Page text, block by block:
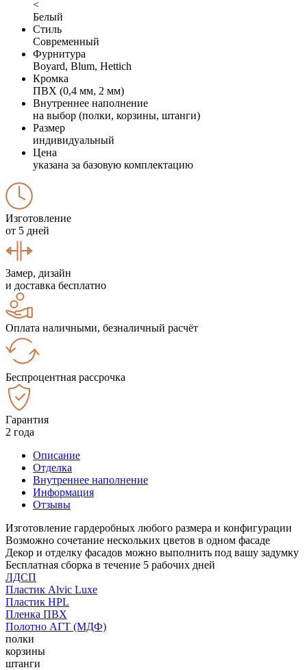
<
Белый
Стиль
Современный
Фурнитура
Boyard, Blum, Hettich
Кромка
ПВХ (0,4 мм, 2 мм)
Внутреннее наполнение
на выбор (полки, корзины, штанги)
Размер
индивидуальный
Цена
указана за базовую комплектацию
Изготовление
от 5 дней
Замер, дизайн
и доставка бесплатно
Оплата наличными, безналичный расчёт
Беспроцентная рассрочка
Гарантия
2 года
Описание
Отделка
Внутреннее наполнение
Информация
Отзывы
Изготовление гардеробных любого размера и конфигурации
Возможно сочетание нескольких цветов в одном фасаде
Декор и отделку фасадов можно выполнить под вашу задумку
Бесплатная сборка в течение 5 рабочих дней
ЛДСП
Пластик Alvic Luxe
Пластик HPL
Пленка ПВХ
Полотно АГТ (МДФ)
полки
корзины
штанги